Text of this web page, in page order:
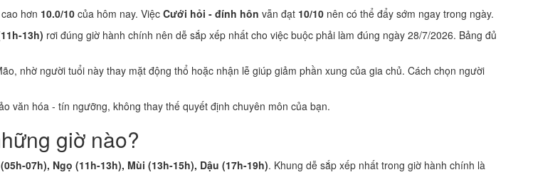
hơn 10.0/10 của hôm nay. Việc Cưới hỏi - đính hôn vẫn đạt 10/10 nên có thể đẩy sớm ngay trong ngày.
13h) rơi đúng giờ hành chính nên dễ sắp xếp nhất cho việc buộc phải làm đúng ngày 28/7/2026. Bảng đủ
nhờ người tuổi này thay mặt động thổ hoặc nhận lễ giúp giảm phần xung của gia chủ. Cách chọn người
văn hóa - tín ngưỡng, không thay thế quyết định chuyên môn của bạn.
giờ nào?
07h), Ngọ (11h-13h), Mùi (13h-15h), Dậu (17h-19h). Khung dễ sắp xếp nhất trong giờ hành chính là